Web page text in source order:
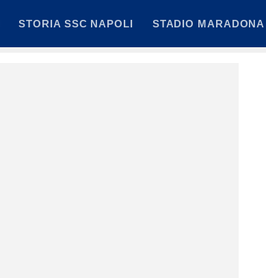
STORIA SSC NAPOLI STADIO MARADONA